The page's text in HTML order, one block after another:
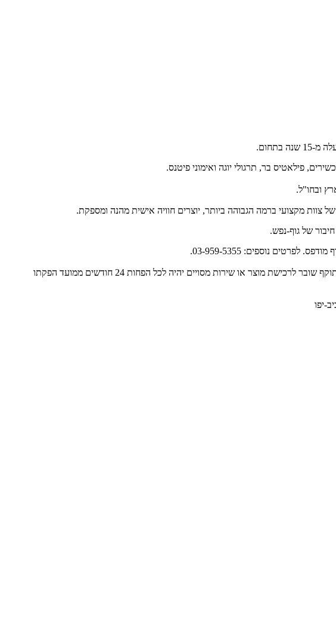
פילאטיס בר, תרגולי יוגה ואימוני פיטנס.
ובחו"ל.
של צוות מקצועי ברמה הגבוהה ביותר, יוצרים חוויה אישית מהנה ומספקת.
של גוף-נפש.